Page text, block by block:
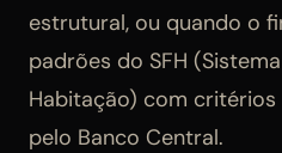
estrutural, ou quando o
padrões do SFH
Habitação) com
pelo Banco Central.